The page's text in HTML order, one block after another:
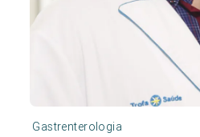
Gastrenterologia